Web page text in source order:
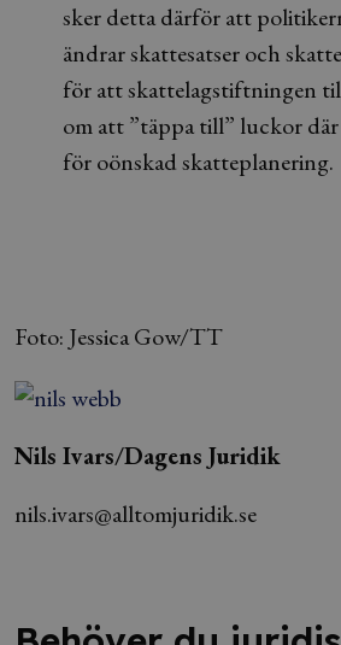
sker detta därför att
ändrar skattesatser och
för att skattelagstiftningen
om att ”täppa till” luckor
för oönskad skatteplanering.
Foto: Jessica Gow/TT
Nils Ivars/Dagens Juridik
nils.ivars@alltomjuridik.se